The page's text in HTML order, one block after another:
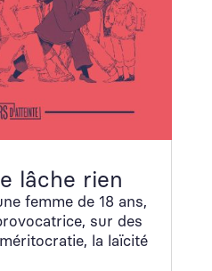
lâche rien
femme de 18 ans,
sur des
la laïc­ité